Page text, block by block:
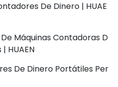
De Dinero | HUAE
Máquinas Contadoras D
HUAEN
De Dinero Portátiles Per